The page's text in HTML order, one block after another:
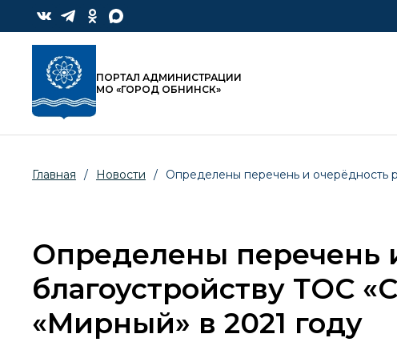
ПОРТАЛ АДМИНИСТРАЦИИ
МО «ГОРОД ОБНИНСК»
Главная / Новости / Определены перечень и очерёдность
Определены перечень
благоустройству ТОС
«Мирный» в 2021 году